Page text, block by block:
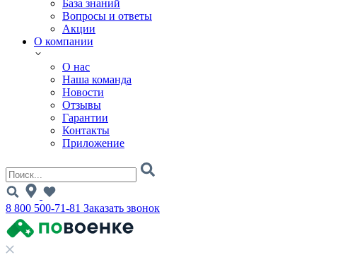
База знаний
Вопросы и ответы
Акции
О компании
О нас
Наша команда
Новости
Отзывы
Гарантии
Контакты
Приложение
8 800 500-71-81 Заказать звонок